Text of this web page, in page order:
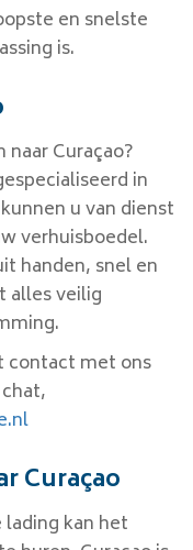
en snelste
is.
Curaçao?
in
u van dienst
verhuisboedel.
handen, snel en
alles veilig
contact met ons
Curaçao
kan het